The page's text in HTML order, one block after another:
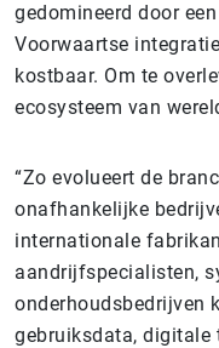
gedomineerd door
Voorwaartse
kostbaar. Om te
ecosysteem van
“Zo evolueert de
onafhankelijke
internationale
aandrijfspecialisten,
onderhoudsbedrijven
gebruiksdata, digitale